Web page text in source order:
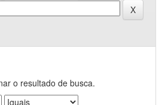
o resultado de busca.